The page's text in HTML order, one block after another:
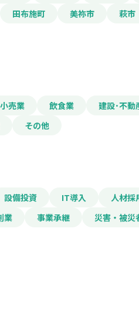
田布施町 美祢市 萩市
売業 飲食業 建設･不動
その他
設備投資 IT導入
人材採
業 事業承継 災害・被災